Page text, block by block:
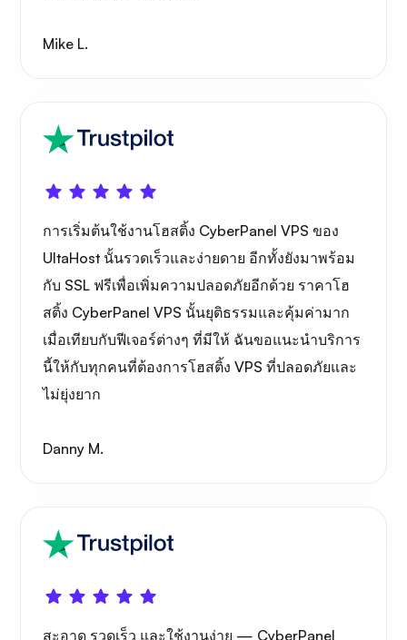
Mike L.
การเริ่มต้นใช้งานโฮสติ้ง CyberPanel VPS ของ
UltaHost นั้นรวดเร็วและง่ายดาย อีกทั้งยังมาพร้อม
กับ SSL ฟรีเพื่อเพิ่มความปลอดภัยอีกด้วย ราคาโฮ
สติ้ง CyberPanel VPS นั้นยุติธรรมและคุ้มค่ามาก
เมื่อเทียบกับฟีเจอร์ต่างๆ ที่มีให้ ฉันขอแนะนำบริการ
นี้ให้กับทุกคนที่ต้องการโฮสติ้ง VPS ที่ปลอดภัยและ
ไม่ยุ่งยาก
Danny M.
สะอาด รวดเร็ว และใช้งานง่าย — CyberPanel